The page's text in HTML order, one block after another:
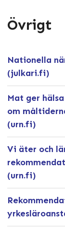
Övrigt
Nationella
(julkari.fi)
Mat ger
om
(urn.fi)
Vi äter och
(urn.fi)